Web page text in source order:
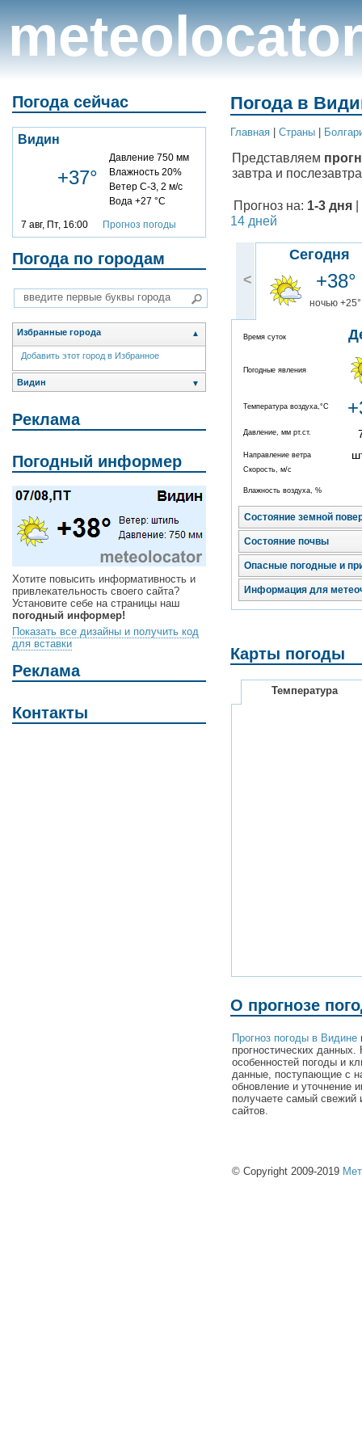
meteolocator
Погода сейчас
Видин
+37°
Давление 750 мм
Влажность 20%
Ветер С-З, 2 м/с
Вода +27 °C
7 авг, Пт, 16:00 Прогноз погоды
Погода по городам
Избранные города ▲
Добавить этот город в Избранное
Видин ▼
Реклама
Погодный информер
Хотите повысить информативность и
привлекательность своего сайта?
Установите себе на страницы наш
погодный информер!
Показать все дизайны и получить код
для вставки
Реклама
Контакты
Погода в
Главная Cтраны
Представляем
завтра и
Прогноз на: 1-3 дня
14 дней
<
Сегодня
+38°
ночью +25°
Время суток
Погодные явления
Температура воздуха,°C
Давление, мм рт.ст.
Направление ветра
Скорость, м/с
Влажность воздуха, %
Состояние земной
Состояние почвы
Опасные погодные и
Информация для
Карты погоды
Температура
О прогнозе
Прогноз погоды в Видине
прогностических
особенностей погоды и
данные, поступающие с
обновление и уточнение
получаете самый свежий
сайтов.
© Copyright 2009-2019